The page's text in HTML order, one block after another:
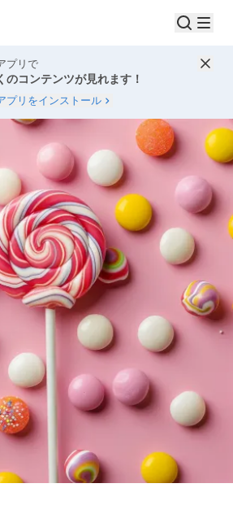
プリで
のコンテンツが見れます！
プリをインストール